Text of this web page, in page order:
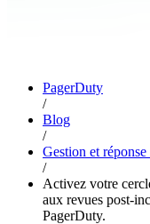
PagerDuty
/
Blog
/
Gestion et
/
Activez votre
aux revues post-
PagerDuty.